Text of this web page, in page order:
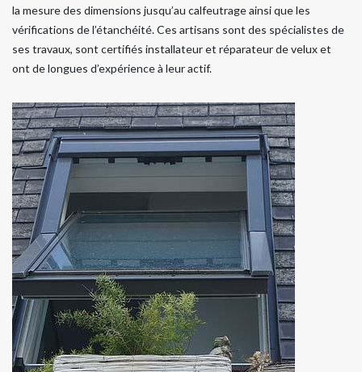
la mesure des dimensions jusqu’au calfeutrage ainsi que les
vérifications de l’étanchéité. Ces artisans sont des spécialistes de
ses travaux, sont certifiés installateur et réparateur de velux et
ont de longues d’expérience à leur actif.